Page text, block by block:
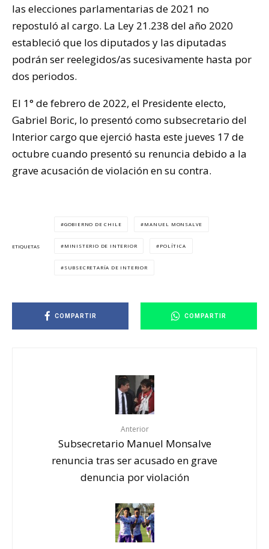
las elecciones parlamentarias de 2021 no
repostuló al cargo. La Ley 21.238 del año 2020
estableció que los diputados y las diputadas
podrán ser reelegidos/as sucesivamente hasta por
dos periodos.
El 1° de febrero de 2022, el Presidente electo,
Gabriel Boric, lo presentó como subsecretario del
Interior cargo que ejerció hasta este jueves 17 de
octubre cuando presentó su renuncia debido a la
grave acusación de violación en su contra.
ETIQUETAS
GOBIERNO DE CHILE MANUEL MONSALVE
MINISTERIO DE INTERIOR POLÍTICA
SUBSECRETARÍA DE INTERIOR
COMPARTIR COMPARTIR
Anterior
Subsecretario Manuel Monsalve
renuncia tras ser acusado en grave
denuncia por violación